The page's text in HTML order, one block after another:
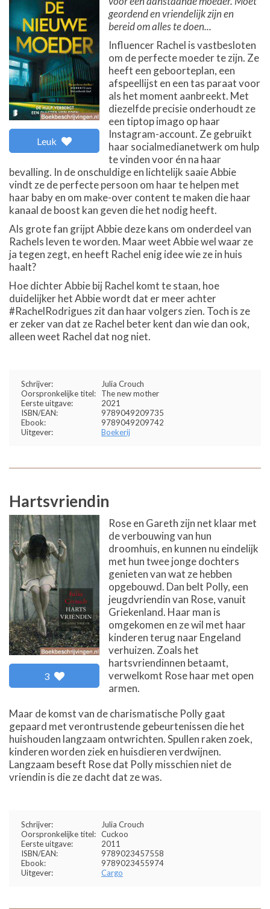
Leuk
geordend en vriendelijk zijn en
bereid om alles te doen...
Influencer Rachel is vastbesloten
om de perfecte moeder te zijn. Ze
heeft een geboorteplan, een
afspeellijst en een tas paraat voor
als het moment aanbreekt. Met
diezelfde precisie onderhoudt ze
een tiptop imago op haar
Instagram-account. Ze gebruikt
haar socialmedianetwerk om hulp
te vinden voor én na haar
bevalling. In de onschuldige en lichtelijk saaie Abbie
vindt ze de perfecte persoon om haar te helpen met
haar baby en om make-over content te maken die haar
kanaal de boost kan geven die het nodig heeft.
Als grote fan grijpt Abbie deze kans om onderdeel van
Rachels leven te worden. Maar weet Abbie wel waar ze
ja tegen zegt, en heeft Rachel enig idee wie ze in huis
haalt?
Hoe dichter Abbie bij Rachel komt te staan, hoe
duidelijker het Abbie wordt dat er meer achter
#RachelRodrigues zit dan haar volgers zien. Toch is ze
er zeker van dat ze Rachel beter kent dan wie dan ook,
alleen weet Rachel dat nog niet.
Schrijver:
Julia Crouch
Oorspronkelijke titel:
The new mother
Eerste uitgave:
2021
ISBN/EAN:
9789049209735
Ebook:
9789049209742
Uitgever:
Boekerij
Hartsvriendin
3
Rose en Gareth zijn net klaar met
de verbouwing van hun
droomhuis, en kunnen nu eindelijk
met hun twee jonge dochters
genieten van wat ze hebben
opgebouwd. Dan belt Polly, een
jeugdvriendin van Rose, vanuit
Griekenland. Haar man is
omgekomen en ze wil met haar
kinderen terug naar Engeland
verhuizen. Zoals het
hartsvriendinnen betaamt,
verwelkomt Rose haar met open
armen.
Maar de komst van de charismatische Polly gaat
gepaard met verontrustende gebeurtenissen die het
huishouden langzaam ontwrichten. Spullen raken zoek,
kinderen worden ziek en huisdieren verdwijnen.
Langzaam beseft Rose dat Polly misschien niet de
vriendin is die ze dacht dat ze was.
Schrijver:
Julia Crouch
Oorspronkelijke titel: Cuckoo
Eerste uitgave:
2011
ISBN/EAN:
9789023457558
Ebook:
9789023455974
Uitgever:
Cargo